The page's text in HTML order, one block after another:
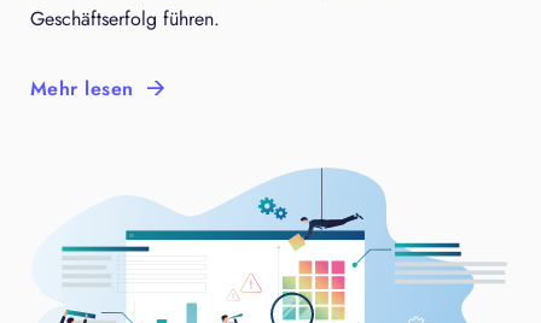
Geschäftserfolg führen.
Mehr lesen